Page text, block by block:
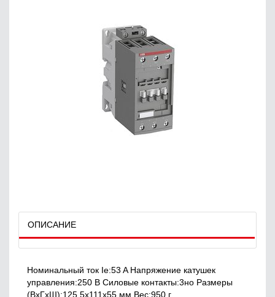
ОПИСАНИЕ
Номинальный ток Ie:53 A Напряжение катушек
управления:250 В Силовые контакты:3но Размеры
(ВxГxШ):125.5x111x55 мм Вес:950 г